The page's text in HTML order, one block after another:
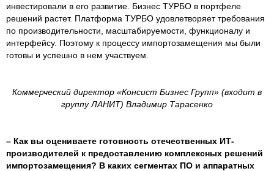
инвестировали в его развитие. Бизнес ТУРБО в портфеле
решений растет. Платформа ТУРБО удовлетворяет требования
по производительности, масштабируемости, функционалу и
интерфейсу. Поэтому к процессу импортозамещения мы были
готовы и успешно в нем участвуем.
Коммерческий директор «Консист Бизнес Групп» (входит в
группу ЛАНИТ) Владимир Тарасенко
– Как вы оцениваете готовность отечественных ИТ-
производителей к предоставлению комплексных решений
импортозамещения? В каких сегментах ПО и аппаратных